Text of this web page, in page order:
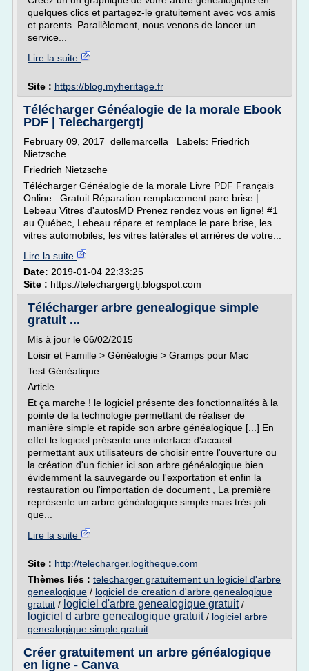
quelques clics et partagez-le gratuitement avec vos amis
et parents. Parallèlement, nous venons de lancer un
service...
Lire la suite
Site : https://blog.myheritage.fr
Télécharger Généalogie de la morale Ebook
PDF | Telechargergtj
February 09, 2017 dellemarcella Labels: Friedrich
Nietzsche
Friedrich Nietzsche
Télécharger Généalogie de la morale Livre PDF Français
Online . Gratuit Réparation remplacement pare brise |
Lebeau Vitres d'autosMD Prenez rendez vous en ligne! #1
au Québec, Lebeau répare et remplace le pare brise, les
vitres automobiles, les vitres latérales et arrières de votre...
Lire la suite
Date: 2019-01-04 22:33:25
Site : https://telechargergtj.blogspot.com
Télécharger arbre genealogique simple
gratuit ...
Mis à jour le 06/02/2015
Loisir et Famille > Généalogie > Gramps pour Mac
Test Généatique
Article
Et ça marche ! le logiciel présente des fonctionnalités à la
pointe de la technologie permettant de réaliser de
manière simple et rapide son arbre généalogique [...] En
effet le logiciel présente une interface d'accueil
permettant aux utilisateurs de choisir entre l'ouverture ou
la création d'un fichier ici son arbre généalogique bien
évidemment la sauvegarde ou l'exportation et enfin la
restauration ou l'importation de document , La première
représente un arbre généalogique simple mais très joli
que...
Lire la suite
Site : http://telecharger.logitheque.com
Thèmes liés : telecharger gratuitement un logiciel d'arbre
genealogique / logiciel de creation d'arbre genealogique
gratuit / logiciel d'arbre genealogique gratuit/
logiciel d arbre genealogique gratuit/ logiciel arbre
genealogique simple gratuit
Créer gratuitement un arbre généalogique
en ligne - Canva